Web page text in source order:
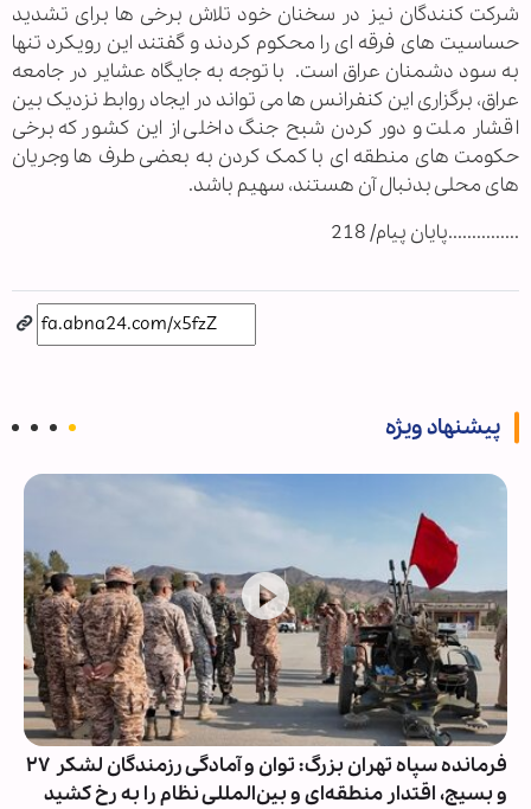
شرکت کنندگان نیز در سخنان خود تلاش برخی ها برای تشدید
حساسیت های فرقه ای را محکوم کردند و گفتند این رویکرد تنها
به سود دشمنان عراق است. با توجه به جایگاه عشایر در جامعه
عراق، برگزاری این کنفرانس ها می تواند در ایجاد روابط نزدیک بین
اقشار ملت و دور کردن شبح جنگ داخلی از این کشور که برخی
حکومت های منطقه ای با کمک کردن به بعضی طرف ها وجریان
های محلی بدنبال آن هستند، سهیم باشد.
...............پایان پیام/ 218
پیشنهاد ویژه
فرمانده سپاه تهران بزرگ: توان و آمادگی رزمندگان لشکر ۲۷
و بسیج، اقتدار منطقه‌ای و بین‌المللی نظام را به رخ کشید